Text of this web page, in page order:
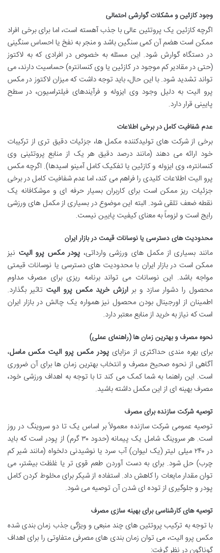
وجود کازئین و مشکلات گوارشی احتمالی
اگرچه کازئین یک پروتئین عالی با جذب آهسته است، اما برای برخی افراد
ممکن است هضم آن کمی سنگین باشد و منجر به نفخ یا احساس سنگینی
در دستگاه گوارش شود. این مسئله به خصوص در افرادی که به لاکتوز
(حتی در مقادیر کم موجود در کازئین یا وی کنسانتره) حساسیت دارند، می
تواند تشدید شود. با این حال، باید توجه داشت که میزان لاکتوز در مکس
پرو الیت به دلیل وجود وی ایزوله و فرآیندهای فیلتراسیون، در سطح
پایینی قرار دارد.
عدم شفافیت کامل در برخی اطلاعات
برخی از شرکت های تولیدکننده مکمل ها، جزئیات دقیق تری از ترکیبات
خود ارائه می دهند (مانند درصد دقیق هر یک از منابع پروتئینی وی
کنسانتره، وی ایزوله و کازئین یا تفکیک کامل آمینو اسیدها). اگرچه مکس
پرو الیت اطلاعات کلیدی را فراهم می کند، اما عدم شفافیت کامل در برخی
جزئیات ریز ممکن است برای کاربران بسیار حرفه ای و موشکافانه یک
نقطه ضعف تلقی شود. البته این موضوع در بسیاری از مکمل های ورزشی
رایج است و لزوماً به معنای کیفیت پایین نیست.
محدودیت های دسترسی یا نوسانات قیمت در بازار ایران
مانند بسیاری از مکمل های ورزشی وارداتی،پودر مکس پرو الیت نیز
ممکن است در بازار ایران با محدودیت های دسترسی یا نوسانات قیمتی
مواجه باشد. این نوسانات می تواند برنامه ریزی برای مصرف مداوم
محصول را دشوار سازد و بر ارزش خرید مکس پرو الیت تاثیر بگذارد.
اطمینان از اورجینال بودن محصول نیز همواره یک چالش در بازار ایران
است که نیاز به خرید از منابع معتبر دارد.
نحوه مصرف و بهترین زمان ها (راهنمای عملی)
برای بهره مندی حداکثری از مزایایپودر مکس پرو الیت مکس ماسل،
آگاهی از نحوه صحیح مصرف و انتخاب بهترین زمان ها برای آن ضروری
است. این راهنما به شما کمک می کند تا با توجه به اهداف ورزشی خود،
مصرف بهینه ای از این مکمل داشته باشید.
توصیه شرکت سازنده برای مصرف
توصیه عمومی شرکت سازنده معمولاً بر اساس یک تا دو سروینگ در روز
است. هر سروینگ شامل یک پیمانه (حدود ۳۰ گرم) از پودر است که باید
در ۲۴۰ میلی لیتر (یک لیوان) آب سرد یا نوشیدنی دلخواه (مانند شیر کم
چرب) حل شود. برای به دست آوردن طعم قوی تر یا غلظت بیشتر، می
توان مقدار مایعات را کاهش داد. استفاده از شیکر برای مخلوط کردن کامل
پودر و جلوگیری از توده ای شدن آن توصیه می شود.
توصیه های کارشناسی برای بهینه سازی مصرف
با توجه به ترکیب پروتئین های چند منبعی و ویژگی جذب زمان بندی شده
مکس پرو الیت، می توان زمان بندی های مصرفی متفاوتی را برای اهداف
گوناگون در نظر گرفت: